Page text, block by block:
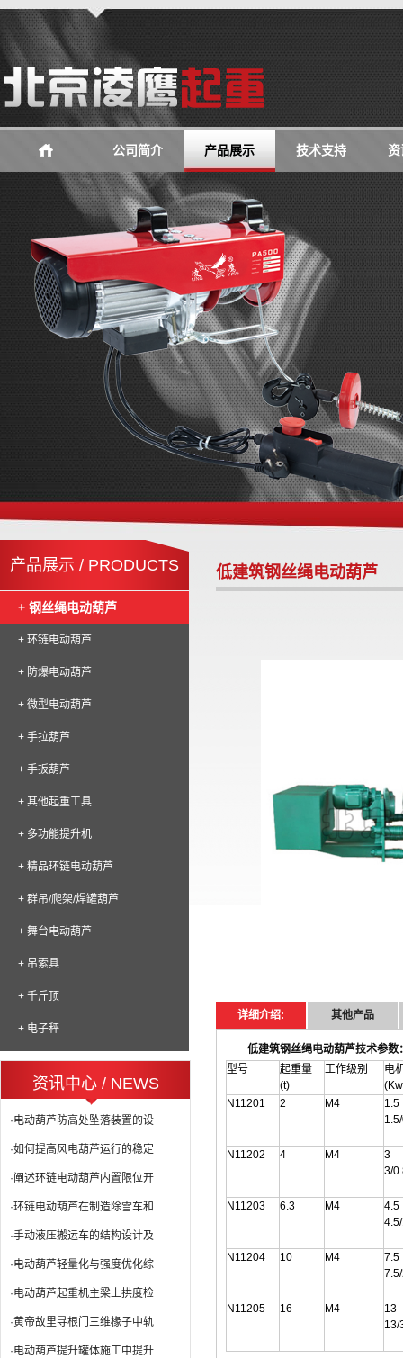
公司简介 产品展示 技术支持
产品展示 / PRODUCTS
+ 钢丝绳电动葫芦
+ 环链电动葫芦
+ 防爆电动葫芦
+ 微型电动葫芦
+ 手拉葫芦
+ 手扳葫芦
+ 其他起重工具
+ 多功能提升机
+ 精品环链电动葫芦
+ 群吊/爬架/焊罐葫芦
+ 舞台电动葫芦
+ 吊索具
+ 千斤顶
+ 电子秤
资讯中心 / NEWS
·电动葫芦防高处坠落装置的设
·如何提高风电葫芦运行的稳定
·阐述环链电动葫芦内置限位开
·环链电动葫芦在制造除雪车和
·手动液压搬运车的结构设计及
·电动葫芦轻量化与强度优化综
·电动葫芦起重机主梁上拱度检
·黄帝故里寻根门三维椽子中轨
·电动葫芦提升罐体施工中提升
低建筑钢丝绳电动葫芦
详细介绍: 其他产品
低建筑钢丝绳电动葫芦技术参数
型号
起重量
(t)
工作级别
电
N11201
2 M4
1.5
N11202 4 M4
3
3/
N11203 6.3 M4
4.5
N11204 10 M4
7.5
N11205 16 M4
13
13/